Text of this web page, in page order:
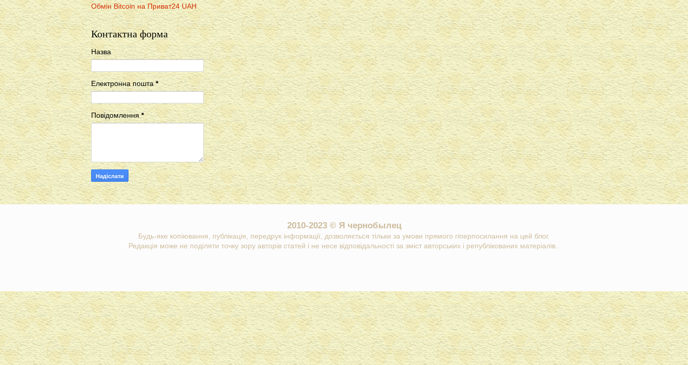
Обмін Bitcoin на Приват24 UAH
Контактна форма
Назва
Електронна пошта*
Повідомлення*
2010-2023 © Я чернобылец
Будь-яке копіювання, публікація, передрук інформації, дозволяється тільки за умови прямого гіперпосилання на цей блог.
Редакція може не поділяти точку зору авторів статей і не несе відповідальності за зміст авторських і републікованих матеріалів..